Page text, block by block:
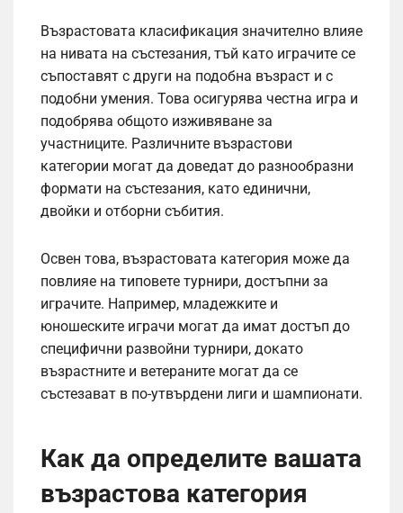
Възрастовата класификация значително влияе
на нивата на състезания, тъй като играчите се
съпоставят с други на подобна възраст и с
подобни умения. Това осигурява честна игра и
подобрява общото изживяване за
участниците. Различните възрастови
категории могат да доведат до разнообразни
формати на състезания, като единични,
двойки и отборни събития.
Освен това, възрастовата категория може да
повлияе на типовете турнири, достъпни за
играчите. Например, младежките и
юношеските играчи могат да имат достъп до
специфични развойни турнири, докато
възрастните и ветераните могат да се
състезават в по-утвърдени лиги и шампионати.
Как да определите вашата
възрастова категория